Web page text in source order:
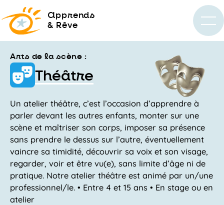
apprends
& Rêve
Arts de la scène :
Théâtre
Un atelier théâtre, c’est l’occasion d’apprendre à
parler devant les autres enfants, monter sur une
scène et maîtriser son corps, imposer sa présence
sans prendre le dessus sur l’autre, éventuellement
vaincre sa timidité, découvrir sa voix et son visage,
regarder, voir et être vu(e), sans limite d’âge ni de
pratique. Notre atelier théâtre est animé par un/une
professionnel/le. • Entre 4 et 15 ans • En stage ou en
atelier